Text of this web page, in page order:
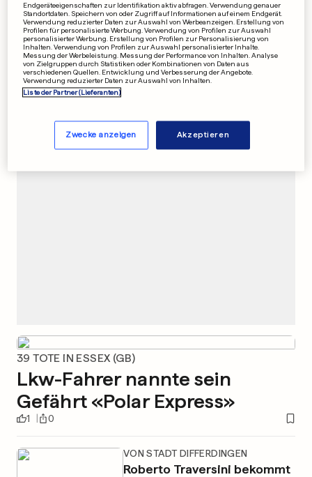
VIN DIESEL VERRÄTS
Cardi B schläft bei «Fast &
Furious 9»-Dreh fast ein
39 TOTE IN ESSEX (GB)
Lkw-Fahrer nannte sein
Gefährt «Polar Express»
1 0
VON STADT DIFFERDINGEN
Roberto Traversini bekommt
Endgeräteeigenschaften zur Identifikation aktiv abfragen. Verwendung genauer
Standortdaten. Speichern von oder Zugriff auf Informationen auf einem Endgerät.
Verwendung reduzierter Daten zur Auswahl von Werbeanzeigen. Erstellung von
Profilen für personalisierte Werbung. Verwendung von Profilen zur Auswahl
personalisierter Werbung. Erstellung von Profilen zur Personalisierung von
Inhalten. Verwendung von Profilen zur Auswahl personalisierter Inhalte.
Messung der Werbeleistung. Messung der Performance von Inhalten. Analyse
von Zielgruppen durch Statistiken oder Kombinationen von Daten aus
verschiedenen Quellen. Entwicklung und Verbesserung der Angebote.
Verwendung reduzierter Daten zur Auswahl von Inhalten.
Liste der Partner (Lieferanten)
Zwecke anzeigen Akzeptieren